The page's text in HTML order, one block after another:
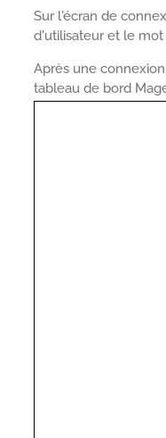
Sur l'écran de
d'utilisateur et le mot
Après une
tableau de bord